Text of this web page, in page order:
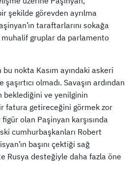
şekilde görevden ayrılma
taraftarlarını sokağa
muhalif gruplar da parlamento
nokta Kasım ayındaki askeri
olmadı. Savaşın ardından
beklediğini ve yenilginin
fatura getireceğini görmek zor
figür olan Paşinyan karşısında
cumhurbaşkanları Robert
başını çektiği sağ
Rusya desteğiyle daha fazla öne